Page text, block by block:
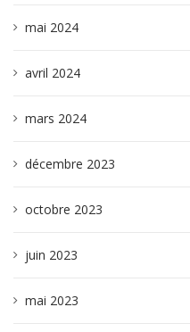
mai 2024
avril 2024
mars 2024
décembre 2023
octobre 2023
juin 2023
mai 2023